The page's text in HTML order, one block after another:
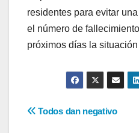
residentes para evitar
el número de
próximos días la
Navegación
Todos dan negativo